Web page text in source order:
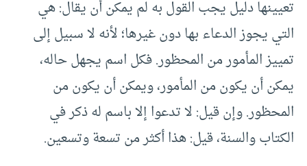
تعيينها دليل يجب القول به لم يمكن أن يقال‏:‏ هي
التي يجوز الدعاء بها دون غيرها؛ لأنه لا سبيل إلى
تمييز المأمور من المحظور‏.‏ فكل اسم يجهل حاله،
يمكن أن يكون من المأمور، ويمكن أن يكون من
المحظور‏.‏ وإن قيل‏:‏ لا تدعوا إلا باسم له ذكر في
الكتاب والسنة، قيل‏:‏ هذا أكثر من تسعة وتسعين‏.‏